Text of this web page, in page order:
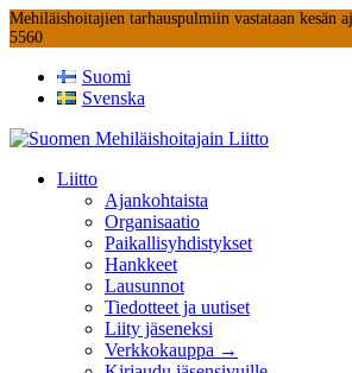
Mehiläishoitajien tarhauspulmiin vastataan kesän
5560
Suomi
Svenska
Liitto
Ajankohtaista
Organisaatio
Paikallisyhdistykset
Hankkeet
Lausunnot
Tiedotteet ja uutiset
Liity jäseneksi
Verkkokauppa →